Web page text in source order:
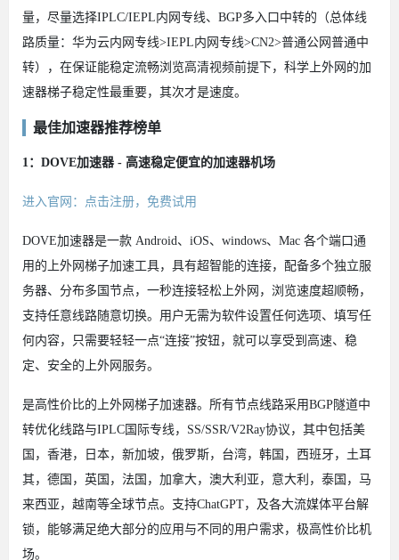
量，尽量选择IPLC/IEPL内网专线、BGP多入口中转的（总体线
路质量：华为云内网专线>IEPL内网专线>CN2>普通公网普通中
转），在保证能稳定流畅浏览高清视频前提下，科学上外网的加
速器梯子稳定性最重要，其次才是速度。
最佳加速器推荐榜单
1：DOVE加速器 - 高速稳定便宜的加速器机场
进入官网：点击注册，免费试用
DOVE加速器是一款 Android、iOS、windows、Mac 各个端口通
用的上外网梯子加速工具，具有超智能的连接，配备多个独立服
务器、分布多国节点，一秒连接轻松上外网，浏览速度超顺畅，
支持任意线路随意切换。用户无需为软件设置任何选项、填写任
何内容，只需要轻轻一点“连接”按钮，就可以享受到高速、稳
定、安全的上外网服务。
是高性价比的上外网梯子加速器。所有节点线路采用BGP隧道中
转优化线路与IPLC国际专线，SS/SSR/V2Ray协议，其中包括美
国，香港，日本，新加坡，俄罗斯，台湾，韩国，西班牙，土耳
其，德国，英国，法国，加拿大，澳大利亚，意大利，泰国，马
来西亚，越南等全球节点。支持ChatGPT，及各大流媒体平台解
锁，能够满足绝大部分的应用与不同的用户需求，极高性价比机
场。